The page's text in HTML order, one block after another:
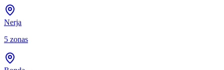
Nerja
5 zonas